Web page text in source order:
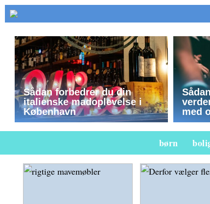
Sådan forbedrer du din
italienske madoplevelse i
København
med
børn